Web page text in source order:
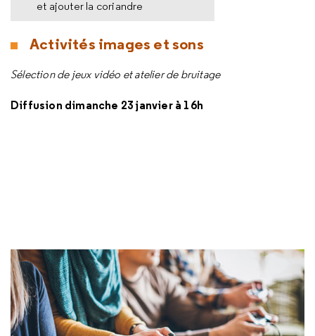
et ajouter la coriandre
Activités images et sons
Sélection de jeux vidéo et atelier de bruitage
Diffusion dimanche 23 janvier à 16h